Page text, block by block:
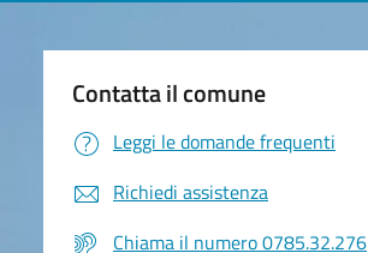
Contatta il comune
Leggi le domande frequenti
Richiedi assistenza
Chiama il numero 0785.32.276